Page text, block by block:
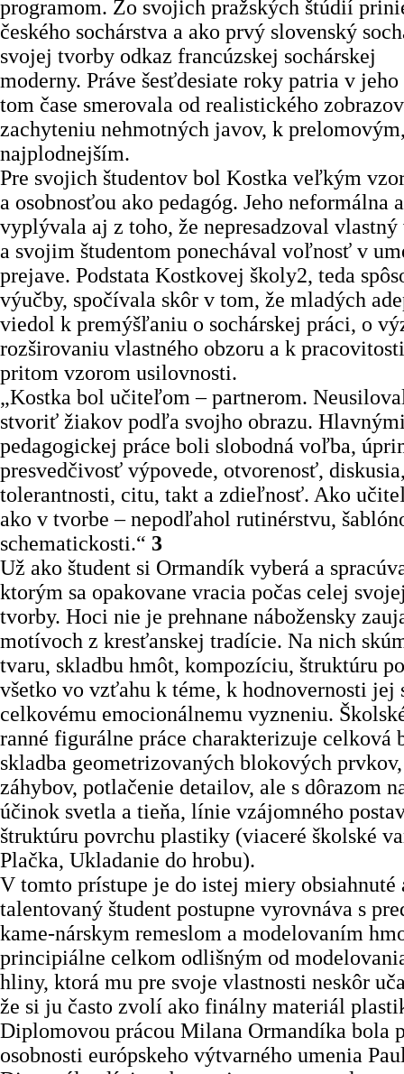
programom. Zo svojich pražských štúdií
českého sochárstva a ako prvý slovenský
svojej tvorby odkaz francúzskej sochárskej
moderny. Práve šesťdesiate roky patria v
tom čase smerovala od realistického
zachyteniu nehmotných javov, k
najplodnejším.
Pre svojich študentov bol Kostka veľkým
a osobnosťou ako pedagóg. Jeho neformálna
vyplývala aj z toho, že nepresadzoval
a svojim študentom ponechával voľnosť v
prejave. Podstata Kostkovej školy2, teda
výučby, spočívala skôr v tom, že mladých
viedol k premýšľaniu o sochárskej práci, o
rozširovaniu vlastného obzoru a k
pritom vzorom usilovnosti.
„Kostka bol učiteľom – partnerom.
stvoriť žiakov podľa svojho obrazu.
pedagogickej práce boli slobodná voľba,
presvedčivosť výpovede, otvorenosť,
tolerantnosti, citu, takt a zdieľnosť. Ako
ako v tvorbe – nepodľahol rutinérstvu,
schematickosti.“ 3
Už ako študent si Ormandík vyberá a
ktorým sa opakovane vracia počas celej
tvorby. Hoci nie je prehnane nábožensky
motívoch z kresťanskej tradície. Na nich
tvaru, skladbu hmôt, kompozíciu, štruktúru
všetko vo vzťahu k téme, k hodnovernosti jej
celkovému emocionálnemu vyzneniu.
ranné figurálne práce charakterizuje celková
skladba geometrizovaných blokových
záhybov, potlačenie detailov, ale s dôrazom
účinok svetla a tieňa, línie vzájomného
štruktúru povrchu plastiky (viaceré školské
Plačka, Ukladanie do hrobu).
V tomto prístupe je do istej miery obsiahnuté
talentovaný študent postupne vyrovnáva s
kame-nárskym remeslom a modelovaním
principiálne celkom odlišným od
hliny, ktorá mu pre svoje vlastnosti neskôr
že si ju často zvolí ako finálny materiál
Diplomovou prácou Milana Ormandíka bola
osobnosti európskeho výtvarného umenia